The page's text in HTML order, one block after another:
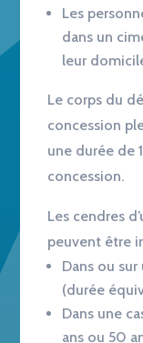
Les
dans un
leur
Le corps du
concession
une durée de
concession.
Les cendres
peuvent être
Dans ou
(durée
Dans une
ans ou 50